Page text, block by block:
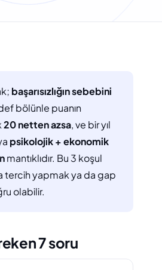
başarısızlığın sebebini
bölünle puanın
20 netten azsa, ve bir yıl
psikolojik + ekonomik
mantıklıdır. Bu 3 koşul
tercih yapmak ya da gap
olabilir.
7 soru